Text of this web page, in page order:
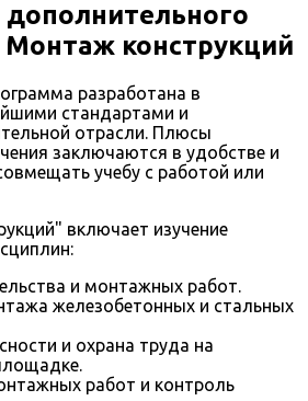
дополнительного
Монтаж конструкций
разработана в
стандартами и
отрасли. Плюсы
заключаются в удобстве и
учебу с работой или
включает изучение
и монтажных работ.
железобетонных и стальных
и охрана труда на
работ и контроль